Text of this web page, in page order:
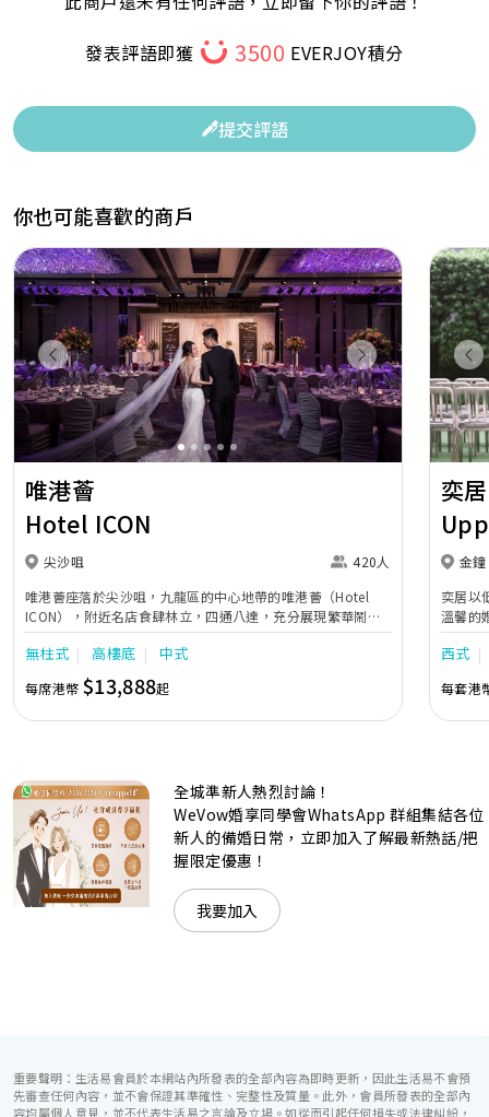
發表評語即獲
3500 EVERJOY積分
提交評語
你也可能喜歡的商戶
Previous Next
唯港薈
Hotel ICON
尖沙咀
420人
唯港薈座落於尖沙咀，九龍區的中心地帶的唯港薈（Hotel
ICON），附近名店食肆林立，四通八達，充分展現繁華鬧巿
中的活力個性，成為一眾準新人舉辦婚宴的熱門之選。專業團
隊由策劃統籌至所有婚宴每個細節，唯港薈都力臻完美，保證
讓您留下獨特的醉人回憶。 擁有時尚高樓頂的Silverbox宴會
廳，配置了全套先進的視聽影音及燈光設備配套，並採用極富
現代時尚感的水晶玻璃燈，演繹出與別不同的經典神韻。不論
準新人的個性及預算﹔保證為您打造夢寐以求的特別日子，令
賓客永誌難忘！
無柱式 高樓底 中式
每席港幣 $13,888起
奕居
金鐘
奕居以
溫馨的
團隊會
西式
每套港
全城準新人熱烈討論！
WeVow婚享同學會WhatsApp 群組集結各位
新人的備婚日常，立即加入了解最新熱話/把
握限定優惠！
我要加入
重要聲明：生活易會員於本網站內所發表的全部內容為即時更新，因此生活易不會預
先審查任何內容，並不會保證其準確性、完整性及質量。此外，會員所發表的全部內
容均屬個人意見，並不代表生活易之言論及立場。如從而引起任何損失或法律糾紛，